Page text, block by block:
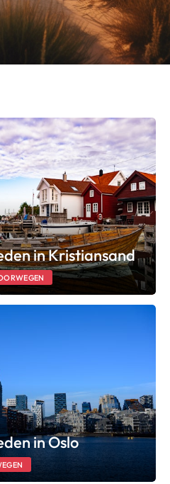
in Kristiansand
in Oslo